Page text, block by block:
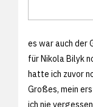
es war auch der
für Nikola Bilyk
hatte ich zuvor
Großes, mein
ich nie